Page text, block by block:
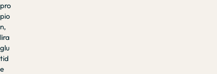
pro
pio
n,
lira
glu
tid
e